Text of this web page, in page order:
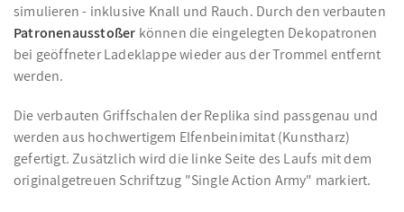
simulieren - inklusive Knall und Rauch. Durch den verbauten
Patronenausstoßer können die eingelegten Dekopatronen
bei geöffneter Ladeklappe wieder aus der Trommel entfernt
werden.
Die verbauten Griffschalen der Replika sind passgenau und
werden aus hochwertigem Elfenbeinimitat (Kunstharz)
gefertigt. Zusätzlich wird die linke Seite des Laufs mit dem
originalgetreuen Schriftzug "Single Action Army" markiert.